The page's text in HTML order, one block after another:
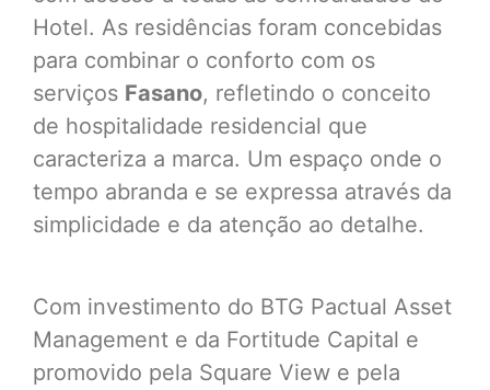
Hotel. As residências foram concebidas
para combinar o conforto com os
serviços Fasano, refletindo o conceito
de hospitalidade residencial que
caracteriza a marca. Um espaço onde o
tempo abranda e se expressa através da
simplicidade e da atenção ao detalhe.
Com investimento do BTG Pactual Asset
Management e da Fortitude Capital e
promovido pela Square View e pela